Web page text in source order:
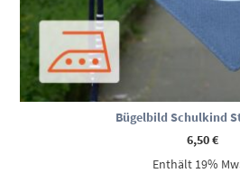
Bügelbild Schulkind
6,50€
Enthält 19%